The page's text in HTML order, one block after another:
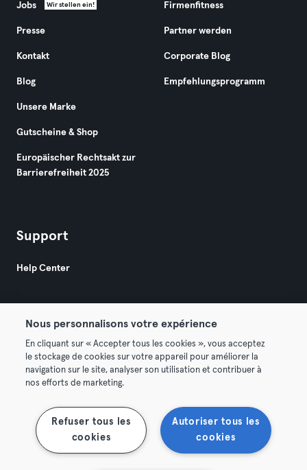
Jobs Wir stellen ein!
Presse
Kontakt
Blog
Unsere Marke
Gutscheine & Shop
Europäischer Rechtsakt zur
Barrierefreiheit 2025
Firmenfitness
Partner werden
Corporate Blog
Empfehlungsprogramm
Support
Help Center
© 2026 Urban Sports Group GmbH. All rights reserved.
AGB Datenschutz
Vertrag hier kündigen Hier Verträge widerrufen
Nous personnalisons votre expérience
En cliquant sur « Accepter tous les cookies », vous acceptez
le stockage de cookies sur votre appareil pour améliorer la
navigation sur le site, analyser son utilisation et contribuer à
nos efforts de marketing.
Autoriser tous les
cookies
Refuser tous les
cookies